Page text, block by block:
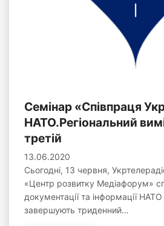
Семінар «Співпраця
НАТО.Регіональний
третій
13.06.2020
Сьогодні, 13 червня,
«Центр розвитку Медіафорум»
документації та інформації НАТО
завершують триденний…